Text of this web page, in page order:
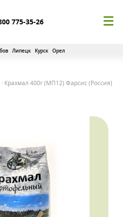
775-35-26
Липецк Курск Орел
· Крахмал 400г (МП12) Фарсис (Россия)